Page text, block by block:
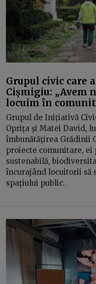
Grupul civic care
Cișmigiu: „Avem
locuim în
Grupul de Inițiativă
Oprița și Matei David,
îmbunătățirea Grădinii
proiecte comunitare, ei
sustenabilă,
încurajând locuitorii să
spațiului public.